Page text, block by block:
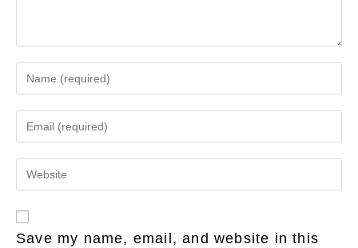
your
or
username
comment
your
address
your
(optional)
Save my name, email, and website in this